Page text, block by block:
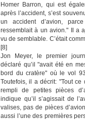
Homer Barron, qui est
après l’accident, s’est
un accident d’avion,
ressemblait à un avion." Il a
vu de semblable. C’était
[8]
Jon Meyer, le premier
déclaré qu’il "avait été en
bord du cratère" où le vol
Toutefois, il a décrit: "Tout ce
rempli de petites pièces
indique qu’il s’agissait de
valises, pas de pièces
aussi l’une des premières